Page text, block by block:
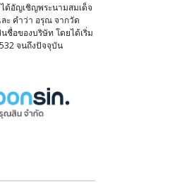
ด้อัญเชิญพระนามสมเด็จ
ะ คำว่า อรุณ จากวัด
ชื่อของบริษัท โดยได้เริ่ม
จนถึงปัจจุบัน